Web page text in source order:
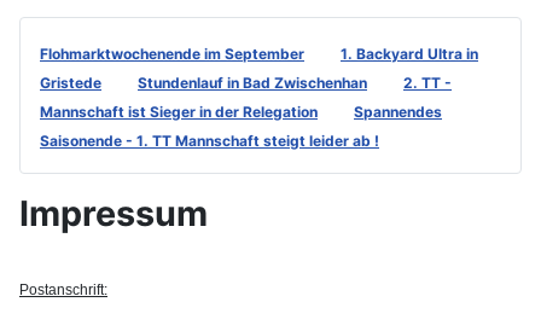
Flohmarktwochenende im September
1. Backyard Ultra in
Gristede
Stundenlauf in Bad Zwischenhan
2. TT -
Mannschaft ist Sieger in der Relegation
Spannendes
Saisonende - 1. TT Mannschaft steigt leider ab !
Impressum
Postanschrift: